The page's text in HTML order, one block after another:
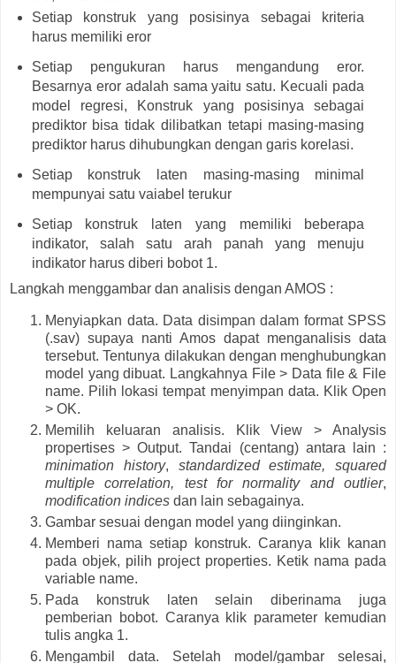
Setiap konstruk yang posisinya sebagai kriteria
harus memiliki eror
Setiap pengukuran harus mengandung eror.
Besarnya eror adalah sama yaitu satu. Kecuali pada
model regresi, Konstruk yang posisinya sebagai
prediktor bisa tidak dilibatkan tetapi masing-masing
prediktor harus dihubungkan dengan garis korelasi.
Setiap konstruk laten masing-masing minimal
mempunyai satu vaiabel terukur
Setiap konstruk laten yang memiliki beberapa
indikator, salah satu arah panah yang menuju
indikator harus diberi bobot 1.
Langkah menggambar dan analisis dengan AMOS :
Menyiapkan data. Data disimpan dalam format SPSS
(.sav) supaya nanti Amos dapat menganalisis data
tersebut. Tentunya dilakukan dengan menghubungkan
model yang dibuat. Langkahnya File > Data file & File
name. Pilih lokasi tempat menyimpan data. Klik Open
> OK.
Memilih keluaran analisis. Klik View > Analysis
propertises > Output. Tandai (centang) antara lain :
minimation history, standardized estimate, squared
multiple correlation, test for normality and outlier,
modification indices dan lain sebagainya.
Gambar sesuai dengan model yang diinginkan.
Memberi nama setiap konstruk. Caranya klik kanan
pada objek, pilih project properties. Ketik nama pada
variable name.
Pada konstruk laten selain diberinama juga
pemberian bobot. Caranya klik parameter kemudian
tulis angka 1.
Mengambil data. Setelah model/gambar selesai,